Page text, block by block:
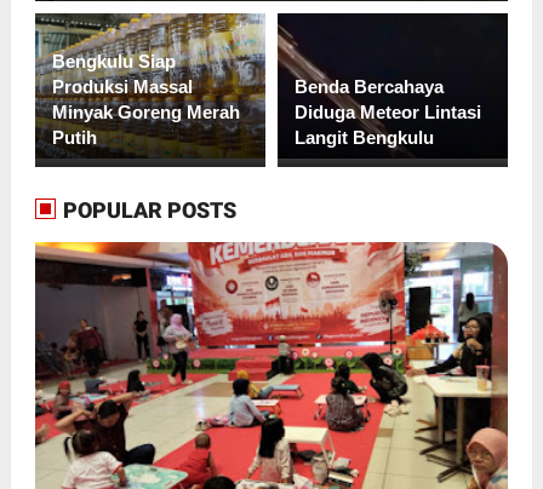
Bengkulu Siap
Produksi Massal
Minyak Goreng Merah
Putih
Benda Bercahaya
Diduga Meteor Lintasi
Langit Bengkulu
POPULAR POSTS